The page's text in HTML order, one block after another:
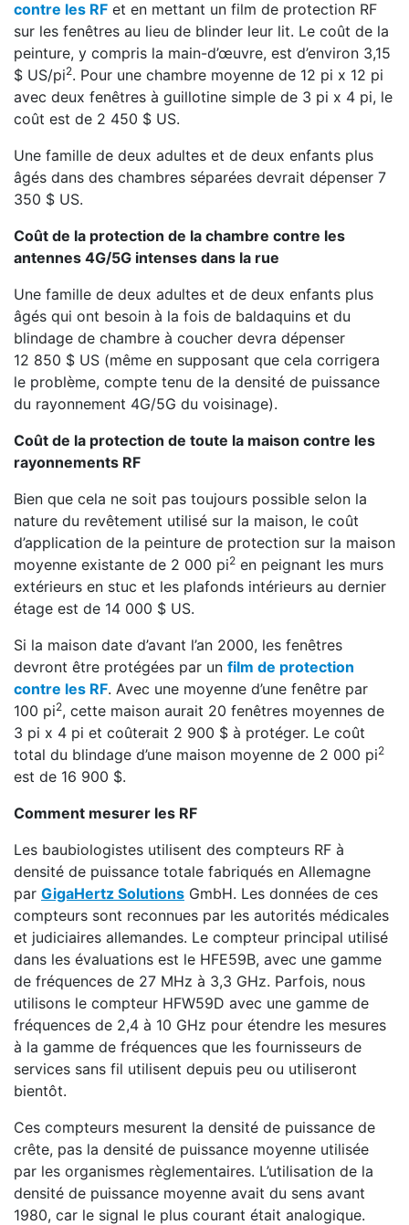
contre les RF et en mettant un film de protection RF
sur les fenêtres au lieu de blinder leur lit. Le coût de la
peinture, y compris la main-d’œuvre, est d’environ 3,15
$ US/pi2. Pour une chambre moyenne de 12 pi x 12 pi
avec deux fenêtres à guillotine simple de 3 pi x 4 pi, le
coût est de 2 450 $ US.
Une famille de deux adultes et de deux enfants plus
âgés dans des chambres séparées devrait dépenser 7
350 $ US.
Coût de la protection de la chambre contre les
antennes 4G/5G intenses dans la rue
Une famille de deux adultes et de deux enfants plus
âgés qui ont besoin à la fois de baldaquins et du
blindage de chambre à coucher devra dépenser
12 850 $ US (même en supposant que cela corrigera
le problème, compte tenu de la densité de puissance
du rayonnement 4G/5G du voisinage).
Coût de la protection de toute la maison contre les
rayonnements RF
Bien que cela ne soit pas toujours possible selon la
nature du revêtement utilisé sur la maison, le coût
d’application de la peinture de protection sur la maison
moyenne existante de 2 000 pi2 en peignant les murs
extérieurs en stuc et les plafonds intérieurs au dernier
étage est de 14 000 $ US.
Si la maison date d’avant l’an 2000, les fenêtres
devront être protégées par un film de protection
contre les RF. Avec une moyenne d’une fenêtre par
100 pi2, cette maison aurait 20 fenêtres moyennes de
3 pi x 4 pi et coûterait 2 900 $ à protéger. Le coût
total du blindage d’une maison moyenne de 2 000 pi2
est de 16 900 $.
Comment mesurer les RF
Les baubiologistes utilisent des compteurs RF à
densité de puissance totale fabriqués en Allemagne
par GigaHertz Solutions GmbH. Les données de ces
compteurs sont reconnues par les autorités médicales
et judiciaires allemandes. Le compteur principal utilisé
dans les évaluations est le HFE59B, avec une gamme
de fréquences de 27 MHz à 3,3 GHz. Parfois, nous
utilisons le compteur HFW59D avec une gamme de
fréquences de 2,4 à 10 GHz pour étendre les mesures
à la gamme de fréquences que les fournisseurs de
services sans fil utilisent depuis peu ou utiliseront
bientôt.
Ces compteurs mesurent la densité de puissance de
crête, pas la densité de puissance moyenne utilisée
par les organismes règlementaires. L’utilisation de la
densité de puissance moyenne avait du sens avant
1980, car le signal le plus courant était analogique.